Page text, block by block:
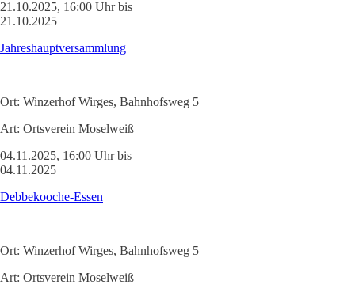
21.10.2025, 16:00 Uhr bis
21.10.2025
Jahreshauptversammlung
Ort: Winzerhof Wirges, Bahnhofsweg 5
Art: Ortsverein Moselweiß
04.11.2025, 16:00 Uhr bis
04.11.2025
Debbekooche-Essen
Ort: Winzerhof Wirges, Bahnhofsweg 5
Art: Ortsverein Moselweiß